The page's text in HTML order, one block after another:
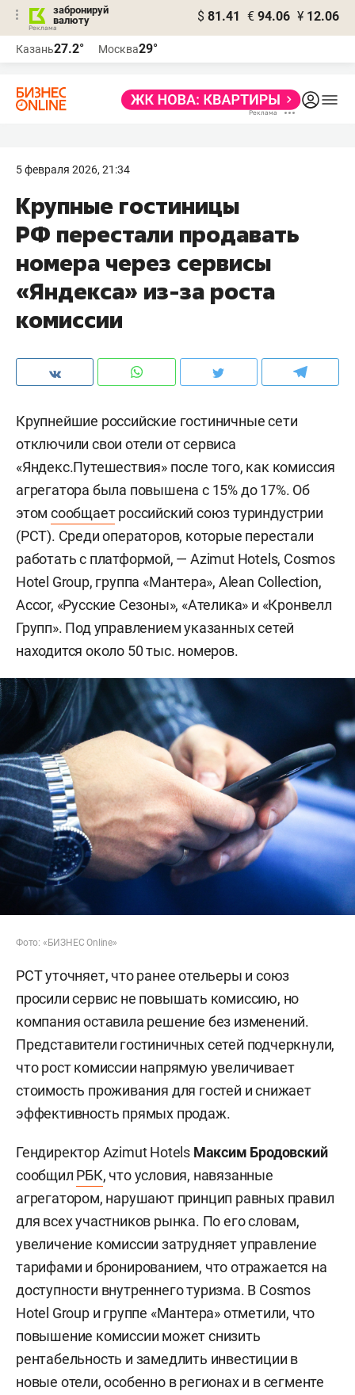
забронируй
валюту
$ 81.41 € 94.06 ¥ 12.06
Казань27.2° Москва29°
5 февраля 2026, 21:34
Крупные гостиницы
РФ перестали продавать
номера через сервисы
«Яндекса» из-за роста
комиссии
Крупнейшие российские гостиничные сети
отключили свои отели от сервиса
«Яндекс.Путешествия» после того, как комиссия
агрегатора была повышена с 15% до 17%. Об
этом сообщаетроссийский союз туриндустрии
(РСТ). Среди операторов, которые перестали
работать с платформой, — Azimut Hotels, Cosmos
Hotel Group, группа «Мантера», Alean Collection,
Accor, «Русские Сезоны», «Ателика» и «Кронвелл
Групп». Под управлением указанных сетей
находится около 50 тыс. номеров.
Фото: «БИЗНЕС Online»
РСТ уточняет, что ранее отельеры и союз
просили сервис не повышать комиссию, но
компания оставила решение без изменений.
Представители гостиничных сетей подчеркнули,
что рост комиссии напрямую увеличивает
стоимость проживания для гостей и снижает
эффективность прямых продаж.
Гендиректор Azimut Hotels Максим Бродовский
сообщил РБК, что условия, навязанные
агрегатором, нарушают принцип равных правил
для всех участников рынка. По его словам,
увеличение комиссии затрудняет управление
тарифами и бронированием, что отражается на
доступности внутреннего туризма. В Cosmos
Hotel Group и группе «Мантера» отметили, что
повышение комиссии может снизить
рентабельность и замедлить инвестиции в
новые отели, особенно в регионах и в сегменте